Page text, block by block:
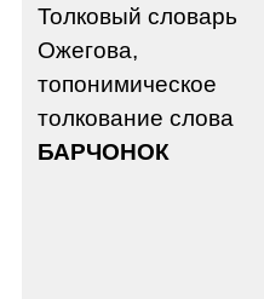
Толковый словарь
Ожегова,
топонимическое
толкование слова
БАРЧОНОК